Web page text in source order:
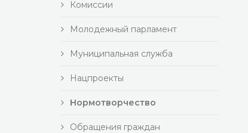
Комиссии
Молодежный парламент
Муниципальная служба
Нацпроекты
Нормотворчество
Обращения граждан